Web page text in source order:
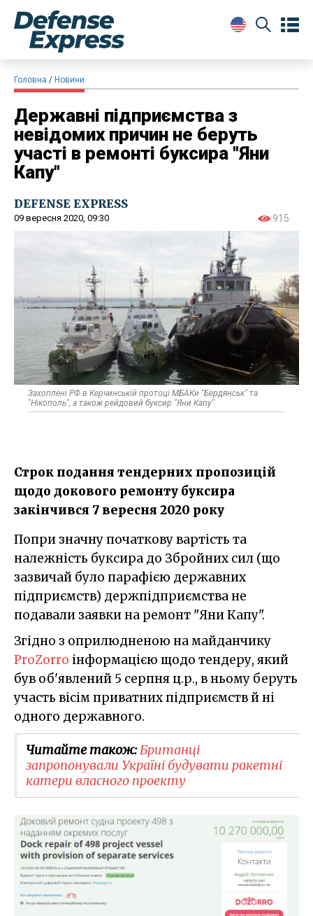
Головна Новини
Державні підприємства з
невідомих причин не беруть
участі в ремонті буксира "Яни
Капу"
DEFENSE EXPRESS
09 вересня 2020, 09:30 915
Захоплені РФ в Керчинській протоці МБАКи "Бердянськ" та
"Нікополь", а також рейдовий буксир "Яни Капу"
Строк подання тендерних пропозицій
щодо докового ремонту буксира
закінчився 7 вересня 2020 року
Попри значну початкову вартість та
належність буксира до Збройних сил (що
зазвичай було парафією державних
підприємств) держпідприємства не
подавали заявки на ремонт "Яни Капу".
Згідно з оприлюдненою на майданчику
ProZorro інформацією щодо тендеру, який
був об'явлений 5 серпня ц.р., в ньому беруть
участь вісім приватних підприємств й ні
одного державного.
Читайте також:Британці
запропонували Україні будувати ракетні
катери власного проекту